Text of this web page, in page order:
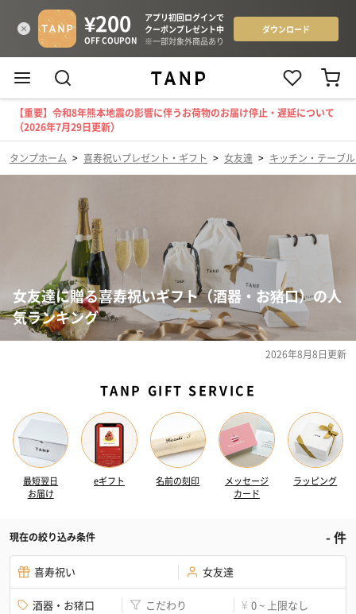
【重要】令和8年熊本地震の影響に伴うお荷物のお届け停止・遅延について
（2026年7月29日更新）
タンプホーム > 喜寿祝いプレゼント・ギフト > 女友達 > キッチン・テーブ
女友達に贈る喜寿祝いギフト（酒器・お猪口）の人
気ランキング
2026年8月8日更新
TANP GIFT SERVICE
最短翌日
お届け
eギフト 名前の刻印
メッセージ
カード
ラッピング
現在の絞り込み条件 -件
喜寿祝い 女友達
酒器・お猪口 こだわり ¥ 0 ~ 上限なし